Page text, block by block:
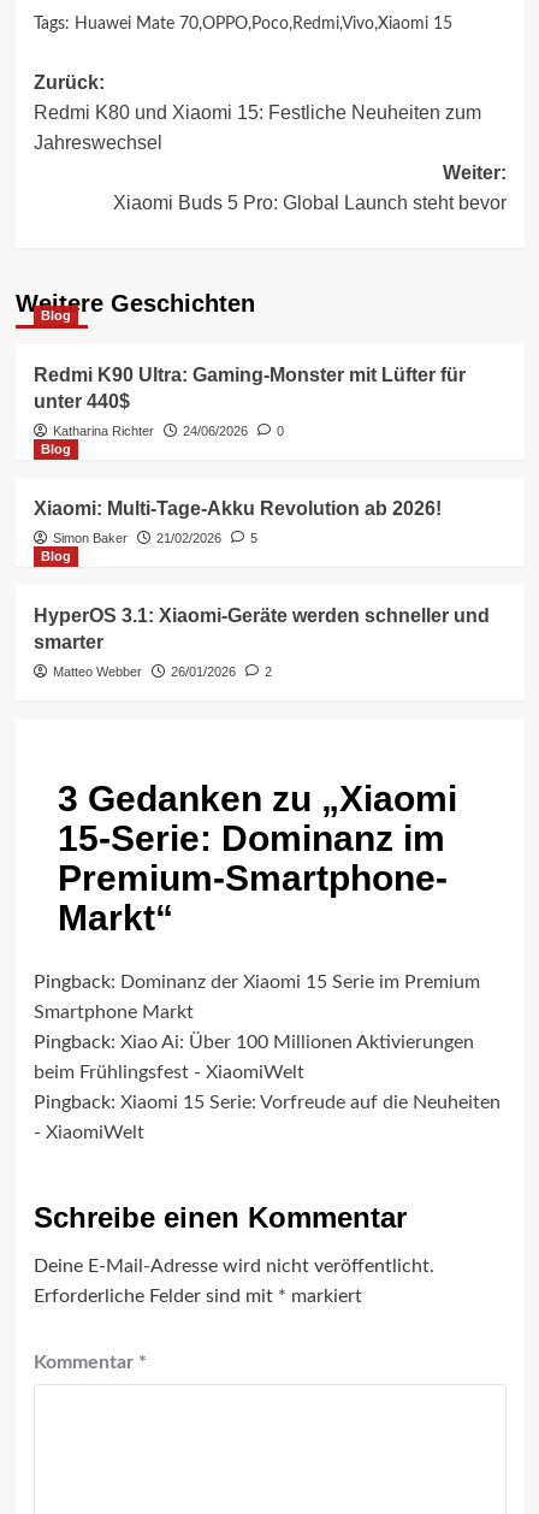
Tags: Huawei Mate 70,OPPO,Poco,Redmi,Vivo,Xiaomi 15
Beitragsnavigation
Zurück:
Redmi K80 und Xiaomi 15: Festliche Neuheiten zum
Jahreswechsel
Weiter:
Xiaomi Buds 5 Pro: Global Launch steht bevor
Weitere Geschichten
Blog
Redmi K90 Ultra: Gaming-Monster mit Lüfter für
unter 440$
Katharina Richter 24/06/2026
0
Blog
Xiaomi: Multi-Tage-Akku Revolution ab 2026!
Simon Baker 21/02/2026
5
Blog
HyperOS 3.1: Xiaomi-Geräte werden schneller und
smarter
Matteo Webber 26/01/2026 2
3 Gedanken zu „Xiaomi
15-Serie: Dominanz im
Premium-Smartphone-
Markt“
Pingback: Dominanz der Xiaomi 15 Serie im Premium
Smartphone Markt
Pingback: Xiao Ai: Über 100 Millionen Aktivierungen
beim Frühlingsfest - XiaomiWelt
Pingback: Xiaomi 15 Serie: Vorfreude auf die Neuheiten
- XiaomiWelt
Schreibe einen Kommentar
Deine E-Mail-Adresse wird nicht veröffentlicht.
Erforderliche Felder sind mit * markiert
Kommentar *